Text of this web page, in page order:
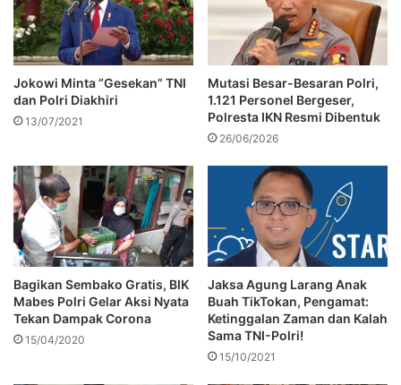
Jokowi Minta “Gesekan” TNI
dan Polri Diakhiri
13/07/2021
Mutasi Besar-Besaran Polri,
1.121 Personel Bergeser,
Polresta IKN Resmi Dibentuk
26/06/2026
Bagikan Sembako Gratis, BIK
Mabes Polri Gelar Aksi Nyata
Tekan Dampak Corona
15/04/2020
Jaksa Agung Larang Anak
Buah TikTokan, Pengamat:
Ketinggalan Zaman dan Kalah
Sama TNI-Polri!
15/10/2021